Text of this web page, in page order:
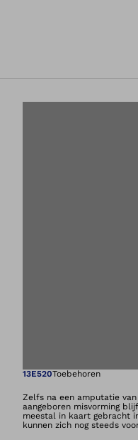
Opent
13E520Toebehoren
Zelfs na een amputatie
aangeboren misvorming
meestal in kaart gebracht
kunnen zich nog steeds